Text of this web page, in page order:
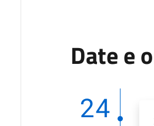
Date e
24